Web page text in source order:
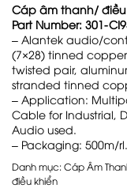
Cáp âm thanh/ điều
Part Number: 301-
– Alantek audio/
(7×28) tinned
twisted pair,
stranded tinned
– Application:
Cable for Industrial,
Audio used.
– Packaging: 500m/rl.
Danh mục:Cáp Âm
điều khiển